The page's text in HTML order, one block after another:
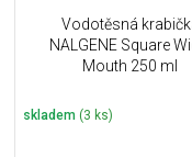
Vodotěsná
NALGENE Square
Mouth 250 ml
skladem (3 ks)